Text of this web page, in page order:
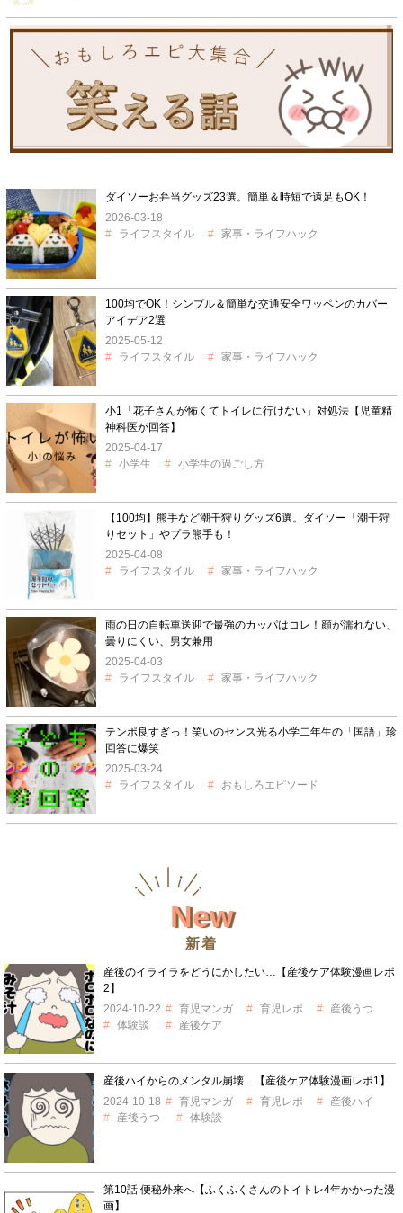
ダイソーお弁当グッズ23選。簡単＆時短で遠足もOK！
2026-03-18
ライフスタイル
家事・ライフハック
100均でOK！シンプル＆簡単な交通安全ワッペンのカバー
アイデア2選
2025-05-12
ライフスタイル
家事・ライフハック
小1「花子さんが怖くてトイレに行けない」対処法【児童精
神科医が回答】
2025-04-17
小学生
小学生の過ごし方
【100均】熊手など潮干狩りグッズ6選。ダイソー「潮干狩
りセット」やプラ熊手も！
2025-04-08
ライフスタイル
家事・ライフハック
雨の日の自転車送迎で最強のカッパはコレ！顔が濡れない、
曇りにくい、男女兼用
2025-04-03
ライフスタイル
家事・ライフハック
テンポ良すぎっ！笑いのセンス光る小学二年生の「国語」珍
回答に爆笑
2025-03-24
ライフスタイル
おもしろエピソード
New
新着
産後のイライラをどうにかしたい…【産後ケア体験漫画レポ
2】
2024-10-22
育児マンガ 育児レポ
産後うつ
体験談
産後ケア
産後ハイからのメンタル崩壊…【産後ケア体験漫画レポ1】
2024-10-18
育児マンガ 育児レポ
産後ハイ
産後うつ
体験談
第10話 便秘外来へ【ふくふくさんのトイトレ4年かかった漫
画】